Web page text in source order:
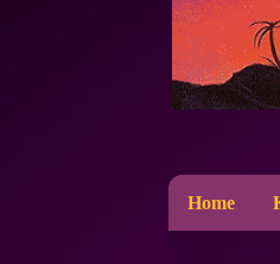
Home